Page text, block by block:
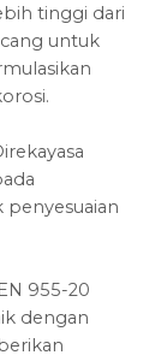
tinggi dari
untuk
955-20
dengan